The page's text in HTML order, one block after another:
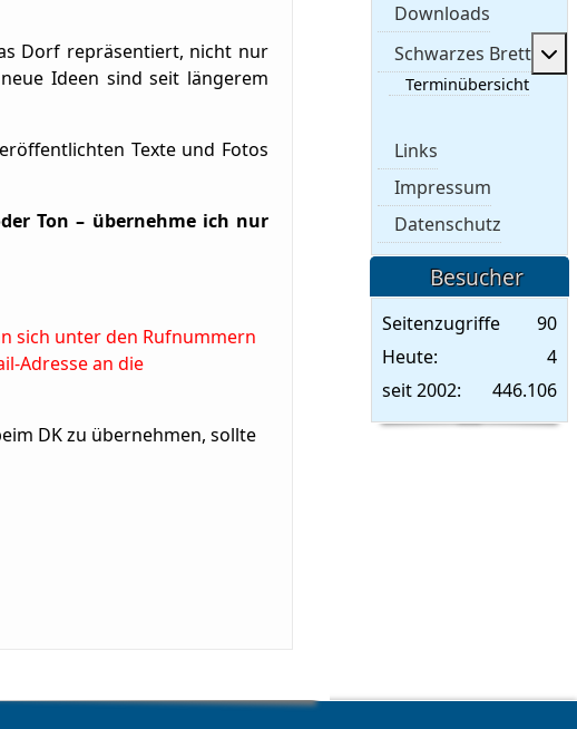
Downloads
Schwarzes Brett
Terminübersicht
Links
Impressum
Datenschutz
Besucher
Seitenzugriffe
90
Heute:
4
seit 2002:
446.106
Dorf repräsentiert, nicht nur
Ideen sind seit längerem
Texte und Fotos
Ton – übernehme ich nur
sich unter den Rufnummern
Adresse an die
DK zu übernehmen, sollte